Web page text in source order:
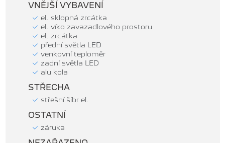
VNĚJŠÍ VYBAVENÍ
el. sklopná zrcátka
el. víko zavazadlového prostoru
el. zrcátka
přední světla LED
venkovní teploměr
zadní světla LED
alu kola
STŘECHA
střešní šíbr el.
OSTATNÍ
záruka